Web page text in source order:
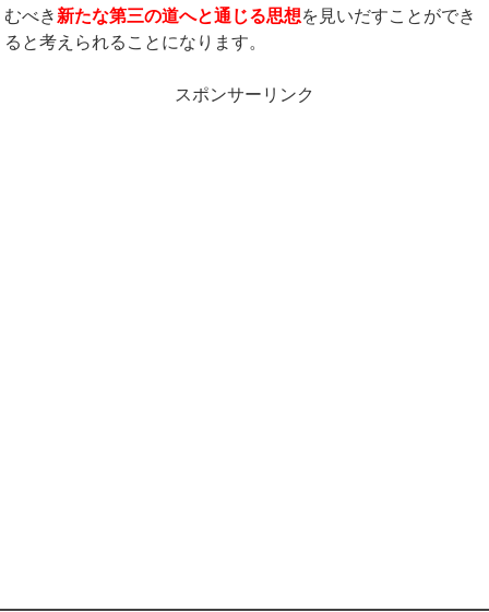
むべき 新たな第三の道へと通じる思想を見いだすことができ
ると考えられることになります。
スポンサーリンク